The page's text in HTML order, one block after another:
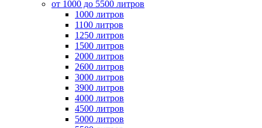
от 1000 до 5500 литров
1000 литров
1100 литров
1250 литров
1500 литров
2000 литров
2600 литров
3000 литров
3900 литров
4000 литров
4500 литров
5000 литров